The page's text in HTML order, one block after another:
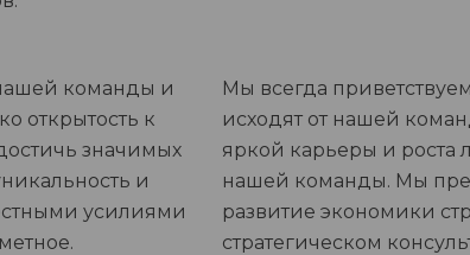
команды и
открытость к
значимых
и
усилиями
Мы всегда
исходят от нашей
яркой карьеры и роста
нашей команды. Мы
развитие экономики
стратегическом